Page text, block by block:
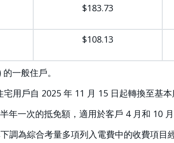
$183.73
$108.13
一般住戶。
用戶自 2025 年 11 月 15 日起轉換至基本
一次的抵免額，適用於客戶 4 月和 10 月
調為綜合考量多項列入電費中的收費項目